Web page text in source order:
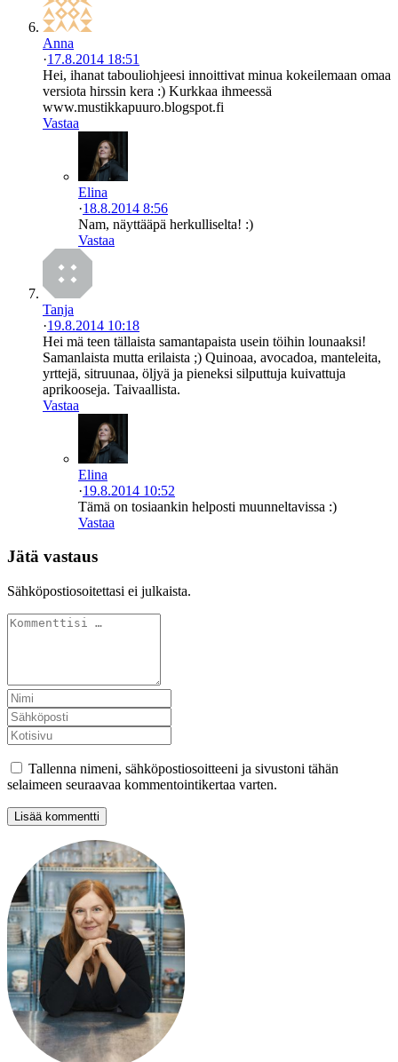
Anna
·17.8.2014 18:51
Hei, ihanat tabouliohjeesi innoittivat minua kokeilemaan omaa
versiota hirssin kera :) Kurkkaa ihmeessä
www.mustikkapuuro.blogspot.fi
Vastaa
Elina
·18.8.2014 8:56
Nam, näyttääpä herkulliselta! :)
Vastaa
Tanja
·19.8.2014 10:18
Hei mä teen tällaista samantapaista usein töihin lounaaksi!
Samanlaista mutta erilaista ;) Quinoaa, avocadoa, manteleita,
yrttejä, sitruunaa, öljyä ja pieneksi silputtuja kuivattuja
aprikooseja. Taivaallista.
Vastaa
Elina
·19.8.2014 10:52
Tämä on tosiaankin helposti muunneltavissa :)
Vastaa
Jätä vastaus
Sähköpostiosoitettasi ei julkaista.
Tallenna nimeni, sähköpostiosoitteeni ja sivustoni tähän
selaimeen seuraavaa kommentointikertaa varten.